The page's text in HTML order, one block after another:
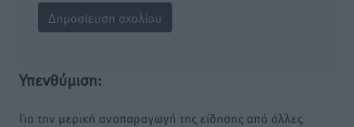
Υπενθύμιση:
Για την μερική αναπαραγωγή της είδησης από άλλες